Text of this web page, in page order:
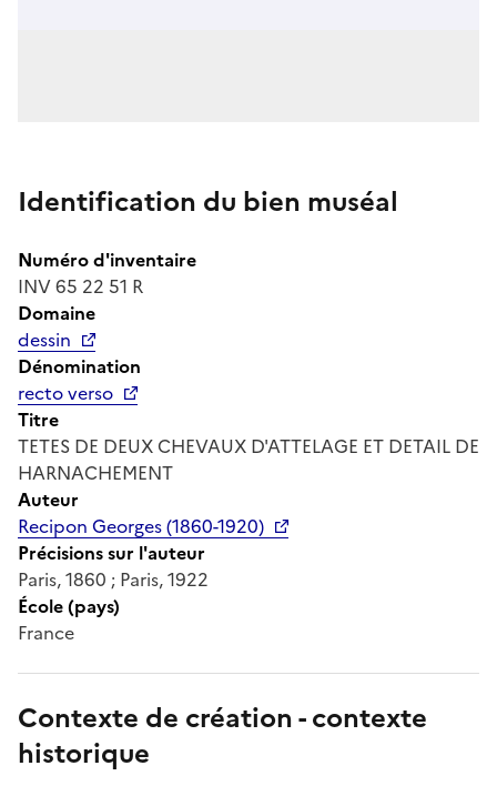
Identification du bien muséal
Numéro d'inventaire
INV 65 22 51 R
Domaine
dessin
Dénomination
recto verso
Titre
TETES DE DEUX CHEVAUX D'ATTELAGE ET DETAIL DE
HARNACHEMENT
Auteur
Recipon Georges (1860-1920)
Précisions sur l'auteur
Paris, 1860 ; Paris, 1922
École (pays)
France
Contexte de création - contexte
historique